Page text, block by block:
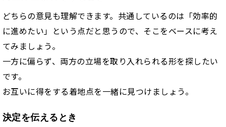
どちらの意見も理解できます。共通しているのは「効率的
に進めたい」という点だと思うので、そこをベースに考え
てみましょう。
一方に偏らず、両方の立場を取り入れられる形を探したい
です。
お互いに得をする着地点を一緒に見つけましょう。
決定を伝えるとき